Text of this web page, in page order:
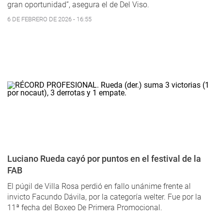
gran oportunidad”, asegura el de Del Viso.
6 DE FEBRERO DE 2026 - 16:55
Luciano Rueda cayó por puntos en el festival de la
FAB
El púgil de Villa Rosa perdió en fallo unánime frente al
invicto Facundo Dávila, por la categoría welter. Fue por la
11ª fecha del Boxeo De Primera Promocional.